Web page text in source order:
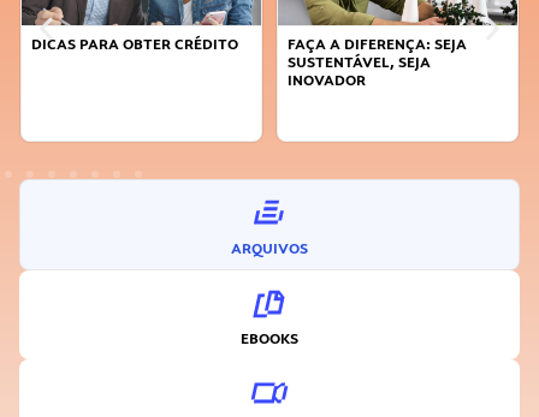
DICAS PARA OBTER CRÉDITO
FAÇA A DIFERENÇA: SEJA
SUSTENTÁVEL, SEJA
INOVADOR
ARQUIVOS
EBOOKS